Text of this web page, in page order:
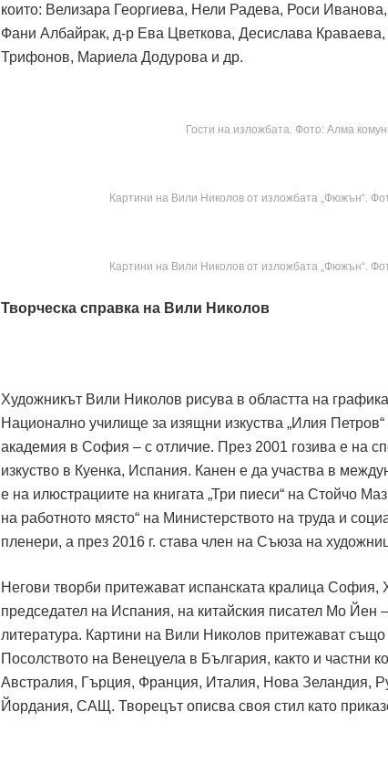
които: Велизара Георгиева, Нели Радева, Роси
Фани Албайрак, д-р Ева Цветкова, Десислава
Трифонов, Мариела Додурова и др.
Гости на изложбата. Фото: Алма
Картини на Вили Николов от изложбата „Фюжън“.
Картини на Вили Николов от изложбата „Фюжън“.
Творческа справка на Вили Николов
Художникът Вили Николов рисува в областта на
Национално училище за изящни изкуства „Илия
академия в София – с отличие. През 2001 гозива е на
изкуство в Куенка, Испания. Канен е да участва в
е на илюстрациите на книгата „Три пиеси“ на Стойчо
на работното място“ на Министерството на труда и
пленери, а през 2016 г. става член на Съюза на
Негови творби притежават испанската кралица
председател на Испания, на китайския писател Мо Йен
литература. Картини на Вили Николов притежават
Посолството на Венецуела в България, както и частни
Австралия, Гърция, Франция, Италия, Нова Зеландия,
Йордания, САЩ. Творецът описва своя стил като